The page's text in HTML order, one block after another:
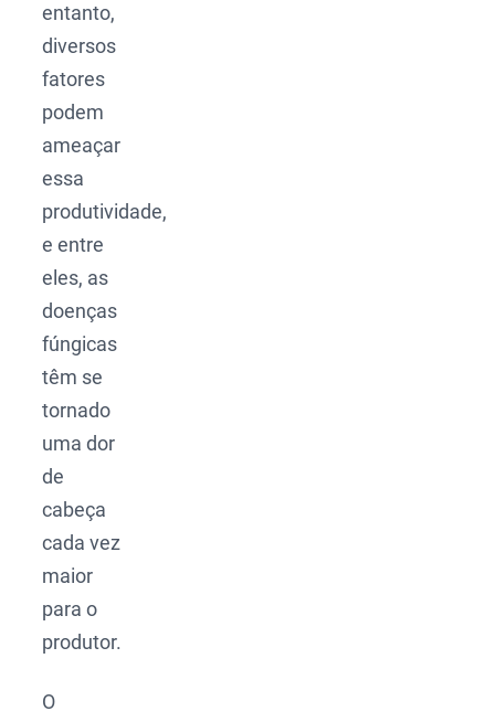
entanto,
diversos
fatores
podem
ameaçar
essa
produtividade,
e entre
eles, as
doenças
fúngicas
têm se
tornado
uma dor
de
cabeça
cada vez
maior
para o
produtor.
O